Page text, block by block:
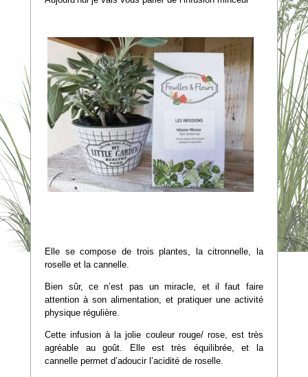
Elle se compose de trois plantes, la citronnelle, la
roselle et la cannelle.
Bien sûr, ce n’est pas un miracle, et il faut faire
attention à son alimentation, et pratiquer une activité
physique régulière.
Cette infusion à la jolie couleur rouge/ rose, est très
agréable au goût. Elle est très équilibrée, et la
cannelle permet d’adoucir l’acidité de roselle.